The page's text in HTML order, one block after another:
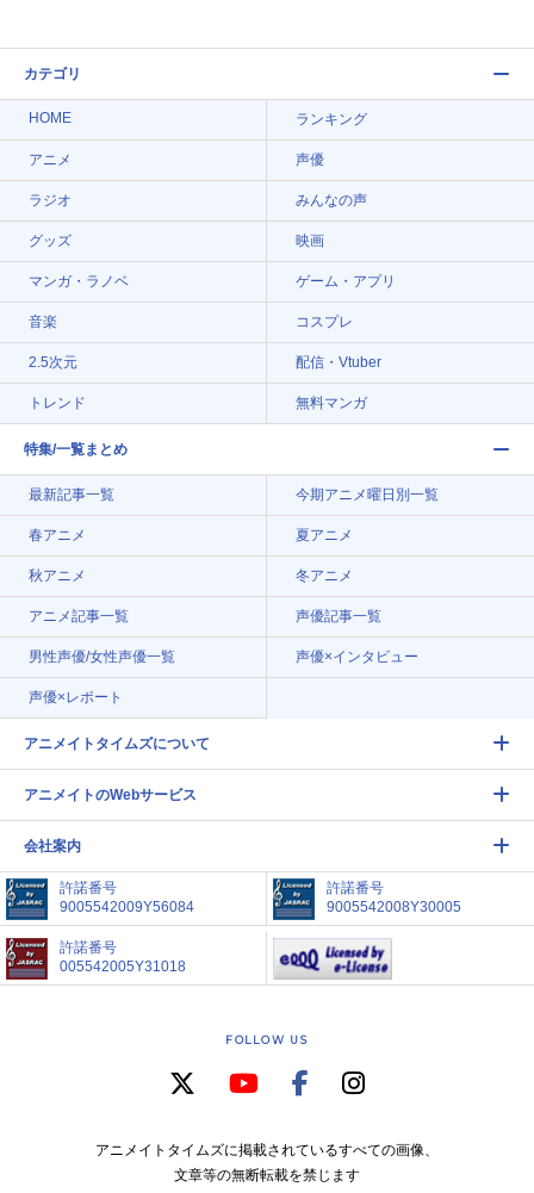
カテゴリ
HOME ランキング
アニメ 声優
ラジオ みんなの声
グッズ 映画
マンガ・ラノベ ゲーム・アプリ
音楽 コスプレ
2.5次元 配信・Vtuber
トレンド 無料マンガ
特集/一覧まとめ
最新記事一覧 今期アニメ曜日別一覧
春アニメ 夏アニメ
秋アニメ 冬アニメ
アニメ記事一覧 声優記事一覧
男性声優/女性声優一覧 声優×インタビュー
声優×レポート
アニメイトタイムズについて
アニメイトのWebサービス
会社案内
許諾番号
9005542009Y56084
許諾番号
9005542008Y30005
許諾番号
005542005Y31018
FOLLOW US
アニメイトタイムズに掲載されているすべての画像、
文章等の無断転載を禁じます